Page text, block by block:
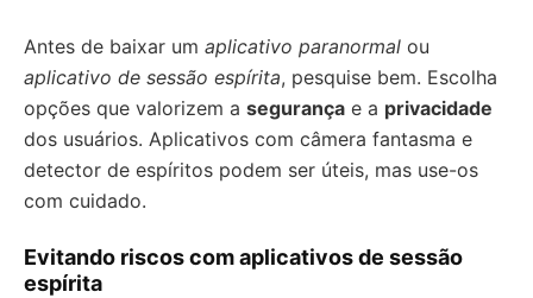
Antes de baixar um aplicativo paranormal ou
aplicativo de sessão espírita, pesquise bem. Escolha
opções que valorizem a segurança e a privacidade
dos usuários. Aplicativos com câmera fantasma e
detector de espíritos podem ser úteis, mas use-os
com cuidado.
Evitando riscos com aplicativos de sessão
espírita